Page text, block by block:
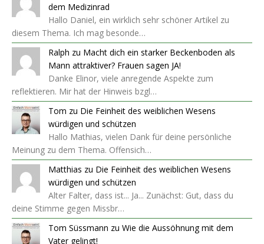
dem Medizinrad
Hallo Daniel, ein wirklich sehr schöner Artikel zu
diesem Thema. Ich mag besonde…
Ralph zu Macht dich ein starker Beckenboden als
Mann attraktiver? Frauen sagen JA!
Danke Elinor, viele anregende Aspekte zum
reflektieren. Mir hat der Hinweis bzgl…
Tom zu Die Feinheit des weiblichen Wesens
würdigen und schützen
Hallo Mathias, vielen Dank für deine persönliche
Meinung zu dem Thema. Offensich…
Matthias zu Die Feinheit des weiblichen Wesens
würdigen und schützen
Alter Falter, dass ist... Ja... Zunächst: Gut, dass du
deine Stimme gegen Missbr…
Tom Süssmann zu Wie die Aussöhnung mit dem
Vater gelingt!